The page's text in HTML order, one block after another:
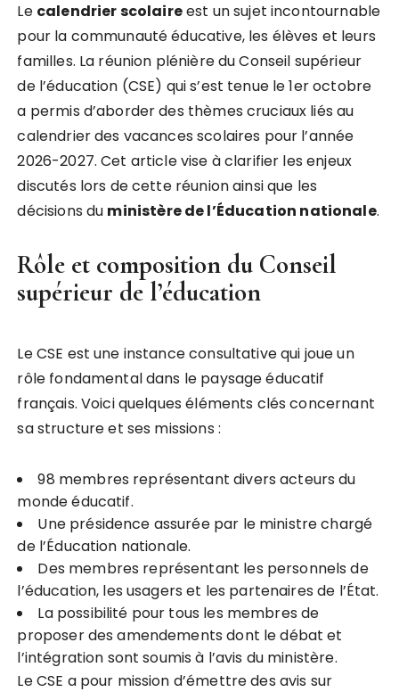
Le calendrierscolaireest un sujet incontournable
pour la communauté éducative, les élèves et leurs
familles. La réunion plénière du Conseil supérieur
de l’éducation (CSE) qui s’est tenue le 1er octobre
a permis d’aborder des thèmes cruciaux liés au
calendrier des vacances scolaires pour l’année
2026-2027. Cet article vise à clarifier les enjeux
discutés lors de cette réunion ainsi que les
décisions du ministèredel’Éducation nationale.
Rôle et composition du Conseil
supérieur de l’éducation
Le CSE est une instance consultative qui joue un
rôle fondamental dans le paysage éducatif
français. Voici quelques éléments clés concernant
sa structure et ses missions :
98 membres représentant divers acteurs du
monde éducatif.
Une présidence assurée par le ministre chargé
de l’Éducation nationale.
Des membres représentant les personnels de
l’éducation, les usagers et les partenaires de l’État.
La possibilité pour tous les membres de
proposer des amendements dont le débat et
l’intégration sont soumis à l’avis du ministère.
Le CSE a pour mission d’émettre des avis sur